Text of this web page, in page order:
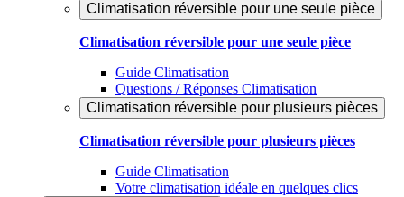
Climatisation réversible pour une seule pièce
Climatisation réversible pour une seule pièce
Guide Climatisation
Questions / Réponses Climatisation
Climatisation réversible pour plusieurs pièces
Climatisation réversible pour plusieurs pièces
Guide Climatisation
Votre climatisation idéale en quelques clics